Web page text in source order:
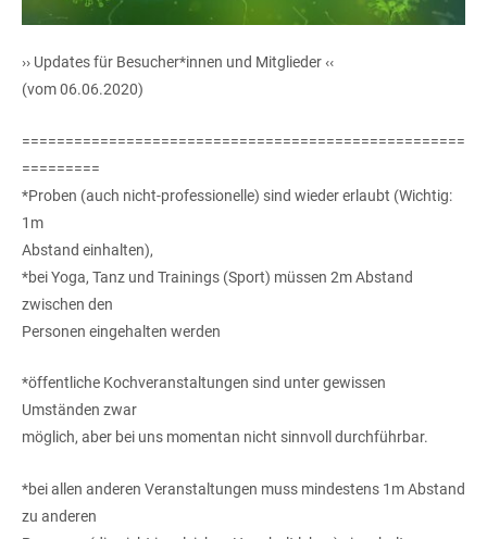
›› Updates für Besucher*innen und Mitglieder ‹‹
(vom 06.06.2020)
===================================================
=========
*Proben (auch nicht-professionelle) sind wieder erlaubt (Wichtig:
1m
Abstand einhalten),
*bei Yoga, Tanz und Trainings (Sport) müssen 2m Abstand
zwischen den
Personen eingehalten werden
*öffentliche Kochveranstaltungen sind unter gewissen
Umständen zwar
möglich, aber bei uns momentan nicht sinnvoll durchführbar.
*bei allen anderen Veranstaltungen muss mindestens 1m Abstand
zu anderen